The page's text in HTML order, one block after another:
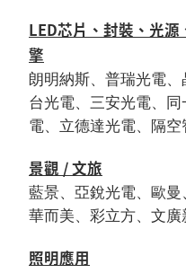
LED芯片、封裝、光
擎
朗明納斯、普瑞光電
台光電、三安光電、
電、立德達光電、隔
景觀 / 文旅
藍景、亞銳光電、歐曼
華而美、彩立方、文廣
照明應用